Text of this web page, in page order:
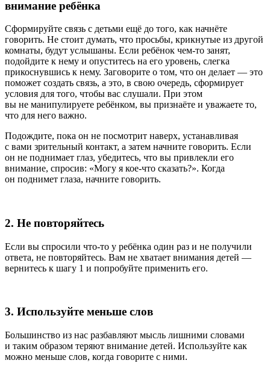
внимание ребёнка
Сформируйте связь с детьми ещё до того, как начнёте
говорить. Не стоит думать, что просьбы, крикнутые из другой
комнаты, будут услышаны. Если ребёнок чем-то занят,
подойдите к нему и опуститесь на его уровень, слегка
прикоснувшись к нему. Заговорите о том, что он делает — это
поможет создать связь, а это, в свою очередь, сформирует
условия для того, чтобы вас слушали. При этом
вы не манипулируете ребёнком, вы признаёте и уважаете то,
что для него важно.
Подождите, пока он не посмотрит наверх, устанавливая
с вами зрительный контакт, а затем начните говорить. Если
он не поднимает глаз, убедитесь, что вы привлекли его
внимание, спросив: «Могу я кое-что сказать?». Когда
он поднимет глаза, начните говорить.
2. Не повторяйтесь
Если вы спросили что-то у ребёнка один раз и не получили
ответа, не повторяйтесь. Вам не хватает внимания детей —
вернитесь к шагу 1 и попробуйте применить его.
3. Используйте меньше слов
Большинство из нас разбавляют мысль лишними словами
и таким образом теряют внимание детей. Используйте как
можно меньше слов, когда говорите с ними.